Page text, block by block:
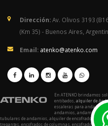
Dirección:Av. Olivos 3193
(Km 35) - Buenos Aires,
Email: atenko@atenko.com
En ATENKO brindamos
entibados, alquiler de
escaleras para andamios
andamios, andamios
tubulares de andamios, alquiler de encofrados,
trepantes, encofrados de columnas, encofrado de